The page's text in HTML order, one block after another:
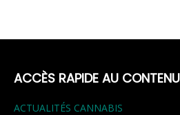
ACCÈS RAPIDE AU CONTENU
ACTUALITÉS CANNABIS